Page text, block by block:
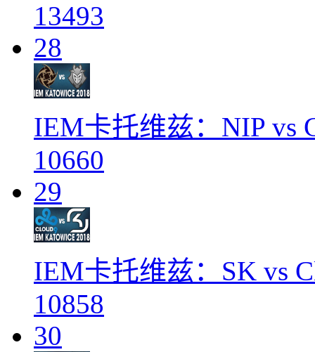
13493
28
IEM卡托维兹：NIP vs
10660
29
IEM卡托维兹：SK vs
10858
30